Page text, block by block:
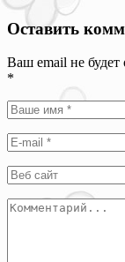
Оставить
Ваш email не будет
*